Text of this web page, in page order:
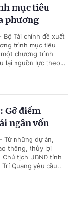
mục tiêu
phương
Bộ Tài chính đề xuất
trình mục tiêu
chương trình
lại nguồn lực theo...
Gỡ điểm
ngân vốn
Từ những dự án,
thông, thủy lợi
tịch UBND tỉnh
Quang yêu cầu...